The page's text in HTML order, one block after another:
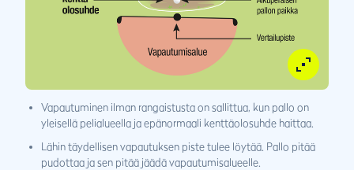
Vapautuminen ilman rangaistusta on sallittua, kun pallo on
yleisellä pelialueella ja epänormaali kenttäolosuhde haittaa.
Lähin täydellisen vapautuksen piste tulee löytää. Pallo pitää
pudottaa ja sen pitää jäädä vapautumisalueelle.